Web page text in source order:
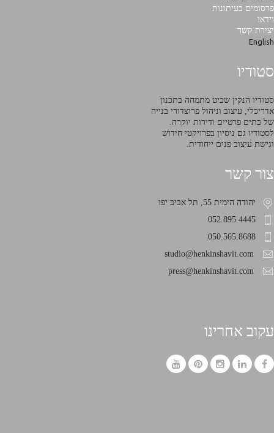
פרסומים בעיתונות
וידאו
יצירת קשר
English
סטודיו
סטודיו הנקין שביט מתמחה בתכנון
אדריכלי, עיצוב וניהול פרוצדורי בנייה
של בתים פרטיים ודירות יוקרה.
לסטודיו גם ניסיון בפרויקטי חידוש
וגישת עיצוב פנים ייחודית.
צור קשר
יהודה הימית 55, תל אביב יפו
052.895.4445
050.565.8688
studio@henkinshavit.com
press@henkinshavit.com
עקוב אחרינו